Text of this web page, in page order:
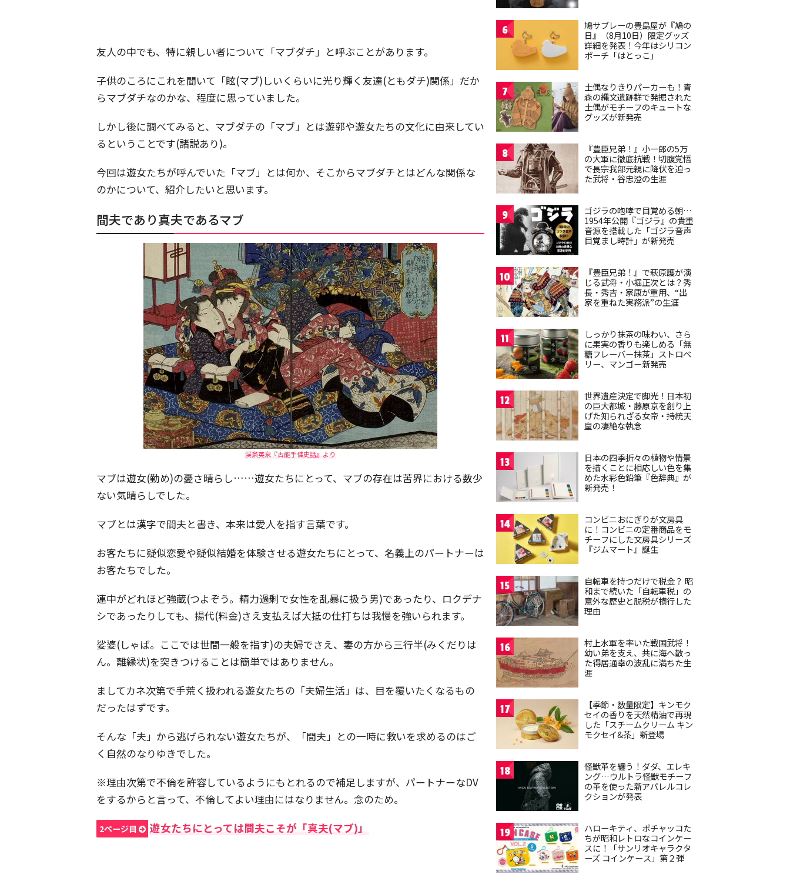
友人の中でも、特に親しい者について「マブダチ」と呼ぶことがあります。
子供のころにこれを聞いて「眩(マブ)しいくらいに光り輝く友達(ともダチ)関係」だか
らマブダチなのかな、程度に思っていました。
しかし後に調べてみると、マブダチの「マブ」とは遊郭や遊女たちの文化に由来してい
るということです(諸説あり)。
今回は遊女たちが呼んでいた「マブ」とは何か、そこからマブダチとはどんな関係な
のかについて、紹介したいと思います。
間夫であり真夫であるマブ
渓斎英泉『古能手佳史話』より
マブは遊女(勤め)の憂さ晴らし……遊女たちにとって、マブの存在は苦界における数少
ない気晴らしでした。
マブとは漢字で間夫と書き、本来は愛人を指す言葉です。
お客たちに疑似恋愛や疑似結婚を体験させる遊女たちにとって、名義上のパートナーは
お客たちでした。
連中がどれほど強蔵(つよぞう。精力過剰で女性を乱暴に扱う男)であったり、ロクデナ
シであったりしても、揚代(料金)さえ支払えば大抵の仕打ちは我慢を強いられます。
娑婆(しゃば。ここでは世間一般を指す)の夫婦でさえ、妻の方から三行半(みくだりは
ん。離縁状)を突きつけることは簡単ではありません。
ましてカネ次第で手荒く扱われる遊女たちの「夫婦生活」は、目を覆いたくなるもの
だったはずです。
そんな「夫」から逃げられない遊女たちが、「間夫」との一時に救いを求めるのはご
く自然のなりゆきでした。
※理由次第で不倫を許容しているようにもとれるので補足しますが、パートナーなDV
をするからと言って、不倫してよい理由にはなりません。念のため。
2ページ目 遊女たちにとっては間夫こそが「真夫(マブ)」
6
鳩サブレーの豊島屋が『鳩の
日』（8月10日）限定グッズ
詳細を発表！今年はシリコン
ポーチ「はとっこ」
7
土偶なりきりパーカーも！青
森の縄文遺跡群で発掘された
土偶がモチーフのキュートな
グッズが新発売
8
『豊臣兄弟！』小一郎の5万
の大軍に徹底抗戦！切腹覚悟
で長宗我部元親に降伏を迫っ
た武将・谷忠澄の生涯
9
ゴジラの咆哮で目覚める朝…
1954年公開『ゴジラ』の貴重
音源を搭載した「ゴジラ音声
目覚まし時計」が新発売
10
『豊臣兄弟！』で萩原護が演
じる武将・小堀正次とは？秀
長・秀吉・家康が重用、“出
家を重ねた実務派”の生涯
11
しっかり抹茶の味わい、さら
に果実の香りも楽しめる「無
糖フレーバー抹茶」ストロベ
リー、マンゴー新発売
12
世界遺産決定で脚光！日本初
の巨大都城・藤原京を創り上
げた知られざる女帝・持統天
皇の凄絶な執念
13
日本の四季折々の植物や情景
を描くことに相応しい色を集
めた水彩色鉛筆『色辞典』が
新発売！
14
コンビニおにぎりが文房具
に！コンビニの定番商品をモ
チーフにした文房具シリーズ
『ジムマート』誕生
15
自転車を持つだけで税金？ 昭
和まで続いた「自転車税」の
意外な歴史と脱税が横行した
理由
16
村上水軍を率いた戦国武将！
幼い弟を支え、共に海へ散っ
た得居通幸の波乱に満ちた生
涯
17
【季節・数量限定】キンモク
セイの香りを天然精油で再現
した「スチームクリーム キン
モクセイ&茶」新登場
18
怪獣革を纏う！ダダ、エレキ
ング…ウルトラ怪獣モチーフ
の革を使った新アパレルコレ
クションが発表
19
ハローキティ、ポチャッコた
ちが昭和レトロなコインケー
スに！「サンリオキャラクタ
ーズ コインケース」第２弾